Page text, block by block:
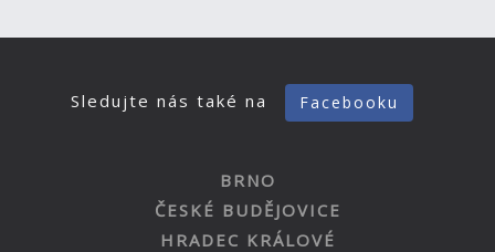
Sledujte nás také na Facebooku
BRNO
ČESKÉ BUDĚJOVICE
HRADEC KRÁLOVÉ